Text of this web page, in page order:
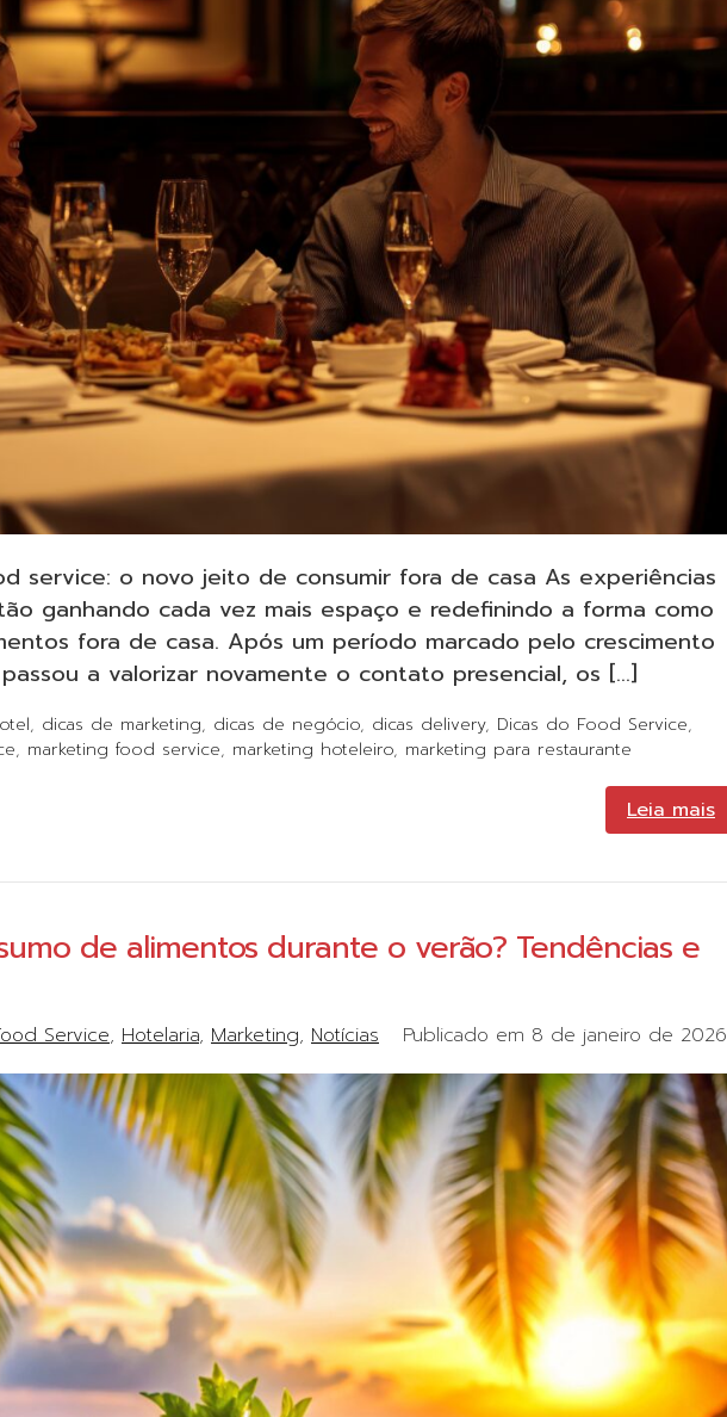
service: o novo jeito de consumir fora de casa As experiências
ganhando cada vez mais espaço e redefinindo a forma como
fora de casa. Após um período marcado pelo crescimento
a valorizar novamente o contato presencial, os […]
, dicas de marketing, dicas de negócio, dicas delivery, Dicas do Food Service,
, marketing food service, marketing hoteleiro, marketing para restaurante
Leia mais
de alimentos durante o verão? Tendências e
Service Hotelaria Marketing Notícias Publicado em 8 de janeiro de 2026